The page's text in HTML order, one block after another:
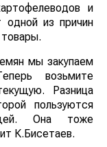
и
одной из причин
мы закупаем
возьмите
Разница
пользуются
Она тоже
К.Бисетаев.